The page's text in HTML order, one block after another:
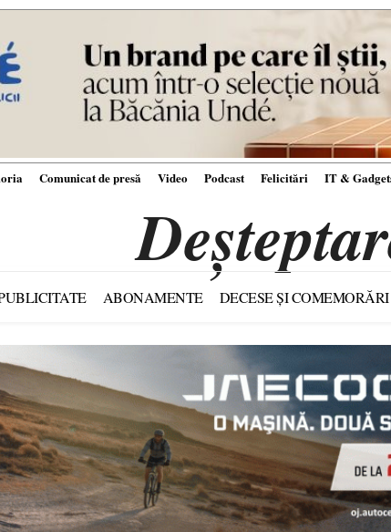
Comunicat de presă Video Podcast Felicitări IT &
ABONAMENTE DECESE ȘI COMEMORĂRI